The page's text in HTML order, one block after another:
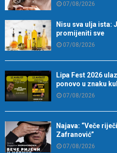
07/08/2026
Nisu sva ulja ista:
promijeniti sve
07/08/2026
Lipa Fest 2026
ponovo u znaku
07/08/2026
Najava: “Veče
Zafranović”
07/08/2026